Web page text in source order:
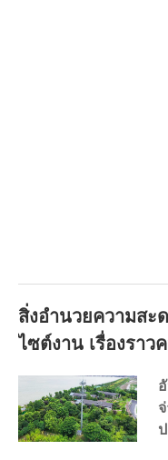
สิ่งอำนวยความสะ
ไซต์งาน เรื่องราว